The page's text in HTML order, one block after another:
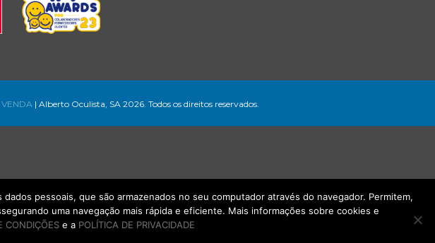
| Alberto Oculista, SA 2026. Todos os direitos reservados.
pessoais, que são armazenados no seu computador através do navegador. Permitem,
uma navegação mais rápida e eficiente. Mais informações sobre cookies e
CONDIÇÕESe a POLÍTICA DE PRIVACIDADE